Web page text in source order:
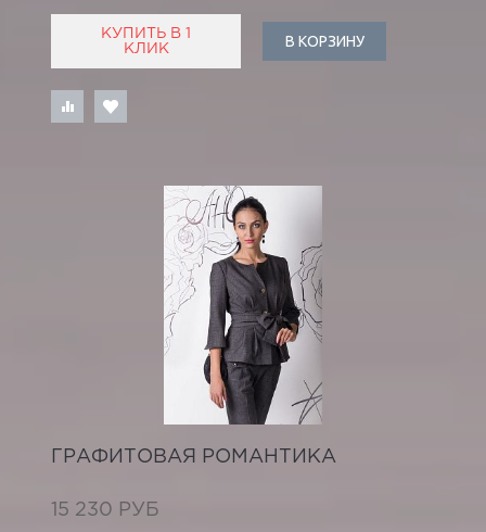
КУПИТЬ В 1
КЛИК
В КОРЗИНУ
ГРАФИТОВАЯ РОМАНТИКА
15 230 РУБ